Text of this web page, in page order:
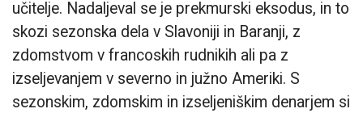
učitelje. Nadaljeval se je prekmurski eksodus, in to
skozi sezonska dela v Slavoniji in Baranji, z
zdomstvom v francoskih rudnikih ali pa z
izseljevanjem v severno in južno Ameriki. S
sezonskim, zdomskim in izseljeniškim denarjem si